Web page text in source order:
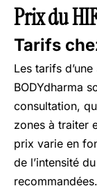
Prix du
Tarifs
Les tarifs
BODYdharma
consultation,
zones à traiter
prix varie en
de l’intensité